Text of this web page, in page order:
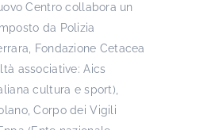
Centro collabora un
da Polizia
Fondazione Cetacea
associative: Aics
cultura e sport),
Corpo dei Vigili